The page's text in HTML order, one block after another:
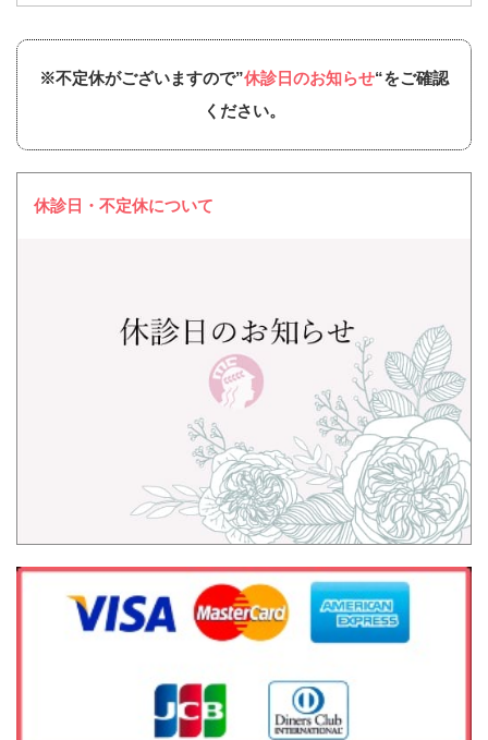
※不定休がございますので”休診日のお知らせ“をご確認
ください。
休診日・不定休について